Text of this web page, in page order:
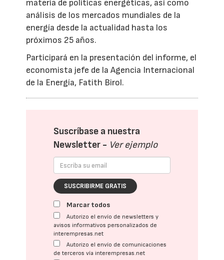
materia de políticas energéticas, así como
análisis de los mercados mundiales de la
energía desde la actualidad hasta los
próximos 25 años.
Participará en la presentación del informe, el
economista jefe de la Agencia Internacional
de la Energía, Fatith Birol.
Suscríbase a nuestra
Newsletter - Ver ejemplo
SUSCRIBIRME GRATIS
Marcar todos
Autorizo el envío de newsletters y
avisos informativos personalizados de
interempresas.net
Autorizo el envío de comunicaciones
de terceros vía interempresas.net